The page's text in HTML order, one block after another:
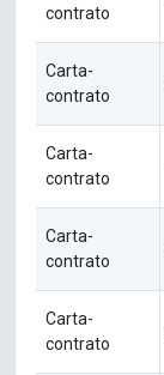
contrato
Carta-
contrato
Carta-
contrato
Carta-
contrato
Carta-
contrato